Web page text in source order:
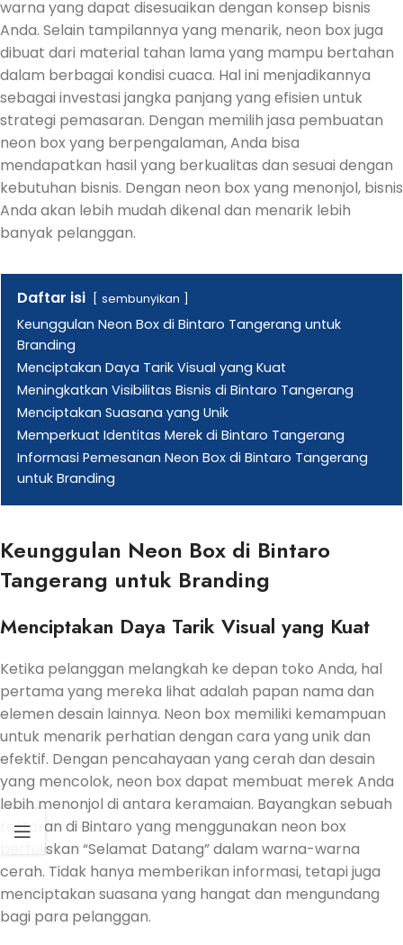
warna yang dapat disesuaikan dengan konsep bisnis
Anda. Selain tampilannya yang menarik, neon box juga
dibuat dari material tahan lama yang mampu bertahan
dalam berbagai kondisi cuaca. Hal ini menjadikannya
sebagai investasi jangka panjang yang efisien untuk
strategi pemasaran. Dengan memilih jasa pembuatan
neon box yang berpengalaman, Anda bisa
mendapatkan hasil yang berkualitas dan sesuai dengan
kebutuhan bisnis. Dengan neon box yang menonjol, bisnis
Anda akan lebih mudah dikenal dan menarik lebih
banyak pelanggan.
Daftar isi sembunyikan
Keunggulan Neon Box di Bintaro Tangerang untuk
Branding
Menciptakan Daya Tarik Visual yang Kuat
Meningkatkan Visibilitas Bisnis di Bintaro Tangerang
Menciptakan Suasana yang Unik
Memperkuat Identitas Merek di Bintaro Tangerang
Informasi Pemesanan Neon Box di Bintaro Tangerang
untuk Branding
Keunggulan Neon Box di Bintaro
Tangerang untuk Branding
Menciptakan Daya Tarik Visual yang Kuat
Ketika pelanggan melangkah ke depan toko Anda, hal
pertama yang mereka lihat adalah papan nama dan
elemen desain lainnya. Neon box memiliki kemampuan
untuk menarik perhatian dengan cara yang unik dan
efektif. Dengan pencahayaan yang cerah dan desain
yang mencolok, neon box dapat membuat merek Anda
lebih menonjol di antara keramaian. Bayangkan sebuah
restoran di Bintaro yang menggunakan neon box
bertuliskan “Selamat Datang” dalam warna-warna
cerah. Tidak hanya memberikan informasi, tetapi juga
menciptakan suasana yang hangat dan mengundang
bagi para pelanggan.